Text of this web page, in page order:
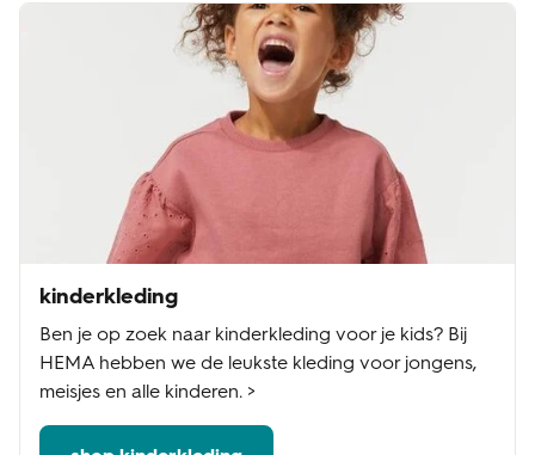
kinderkleding
Ben je op zoek naar kinderkleding voor je kids? Bij
HEMA hebben we de leukste kleding voor jongens,
meisjes en alle kinderen. >